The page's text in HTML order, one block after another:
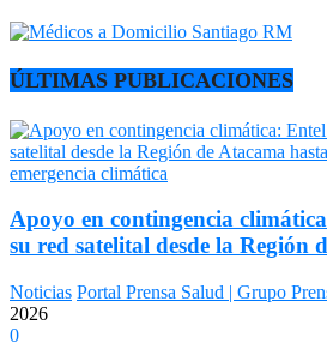
ÚLTIMAS PUBLICACIONES
Apoyo en contingencia
su red satelital desde la Región
Noticias Portal Prensa Salud | Grupo
2026
0